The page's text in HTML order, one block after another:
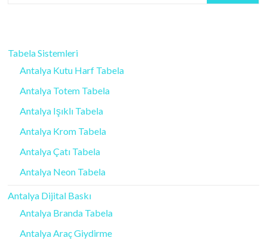
Tabela Sistemleri
Antalya Kutu Harf Tabela
Antalya Totem Tabela
Antalya Işıklı Tabela
Antalya Krom Tabela
Antalya Çatı Tabela
Antalya Neon Tabela
Antalya Dijital Baskı
Antalya Branda Tabela
Antalya Araç Giydirme